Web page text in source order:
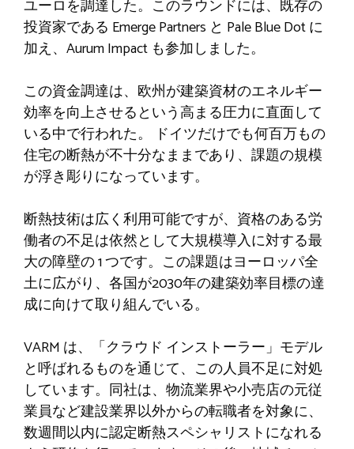
ユーロを調達した。このラウンドには、既存の
投資家である Emerge Partners と Pale Blue Dot に
加え、Aurum Impact も参加しました。
この資金調達は、欧州が建築資材のエネルギー
効率を向上させるという高まる圧力に直面して
いる中で行われた。
ドイツだけでも何百万もの
住宅の断熱が不十分なままであり、課題の規模
が浮き彫りになっています。
断熱技術は広く利用可能ですが、資格のある労
働者の不足は依然として大規模導入に対する最
大の障壁の 1 つです。この課題はヨーロッパ全
土に広がり、各国が2030年の建築効率目標の達
成に向けて取り組んでいる。
VARM は、「クラウド インストーラー」モデル
と呼ばれるものを通じて、この人員不足に対処
しています。同社は、物流業界や小売店の元従
業員など建設業界以外からの転職者を対象に、
数週間以内に認定断熱スペシャリストになれる